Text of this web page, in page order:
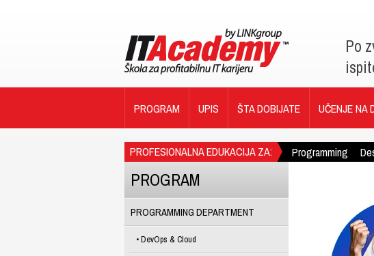
Po
PROGRAM UPIS ŠTA DOBIJATE UČENJE NA
PROFESIONALNA EDUKACIJA ZA: Programming
PROGRAM
PROGRAMMING DEPARTMENT
DevOps & Cloud